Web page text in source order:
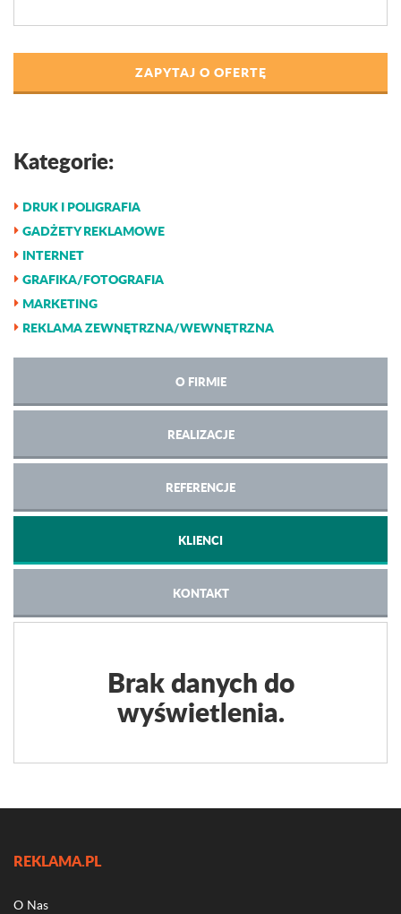
ZAPYTAJ O OFERTĘ
Kategorie:
DRUK I POLIGRAFIA
GADŻETY REKLAMOWE
INTERNET
GRAFIKA/FOTOGRAFIA
MARKETING
REKLAMA ZEWNĘTRZNA/WEWNĘTRZNA
O FIRMIE
REALIZACJE
REFERENCJE
KLIENCI
KONTAKT
Brak danych do
wyświetlenia.
REKLAMA.PL
O Nas